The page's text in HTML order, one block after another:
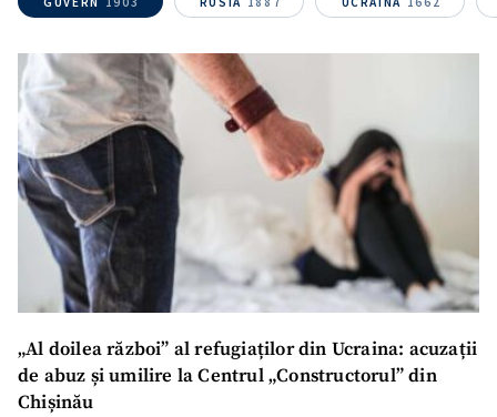
„Al doilea război” al refugiaților din Ucraina: acuzații
de abuz și umilire la Centrul „Constructorul” din
Chișinău